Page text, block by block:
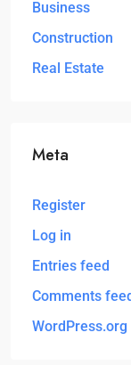
Business
Construction
Real Estate
Meta
Register
Log in
Entries feed
Comments
WordPress.org